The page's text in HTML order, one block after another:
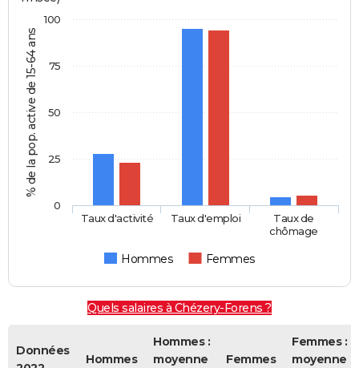
% de la pop. active de 15-64 ans
Hommes Femmes
Taux d'activité Taux d'emploi
Taux de
chômage
0
25
50
75
100
Quels salaires à Chézery-Forens ?
Données
Hommes
Hommes :
moyenne
Femmes
Femmes :
moyenne